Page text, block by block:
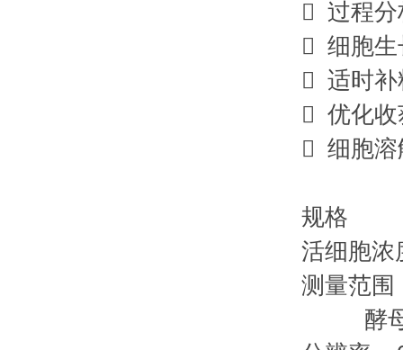
 过程分
 细胞
 适时
 优化
 细胞
规格
活细胞
测量范
酵母、